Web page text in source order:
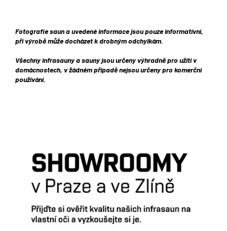
Fotografie saun a uvedené informace jsou pouze informativní,
při výrobě může docházet k drobným odchylkám.
Všechny infrasauny a sauny jsou určeny výhradně pro užití v
domácnostech, v žádném případě nejsou určeny pro komerční
používání.